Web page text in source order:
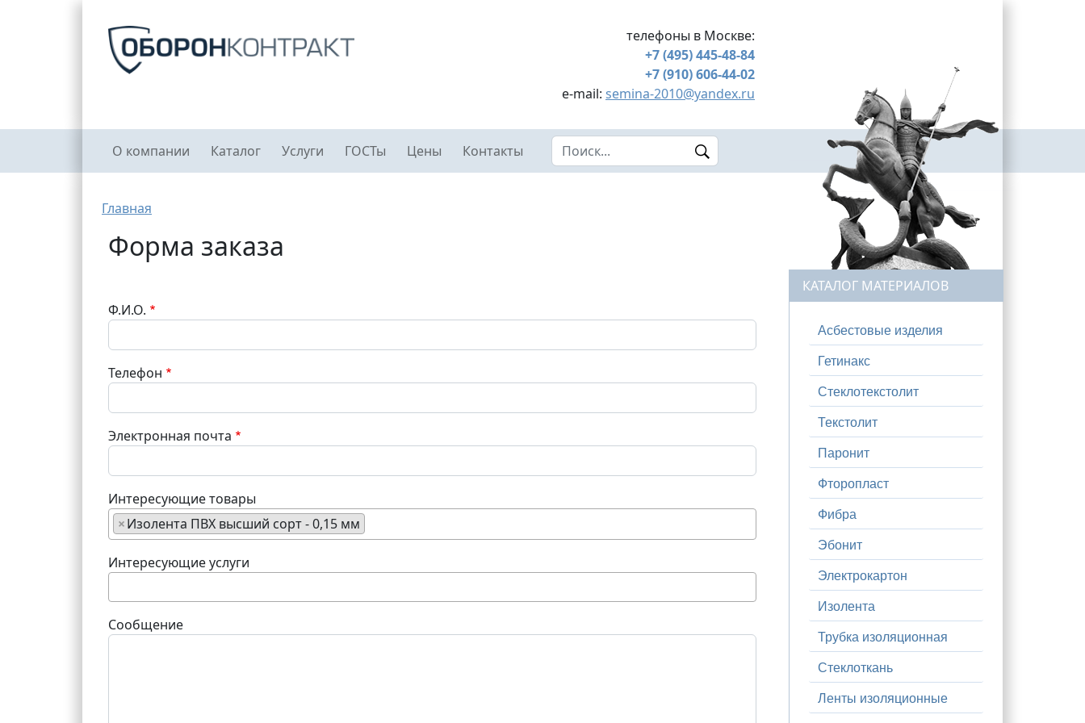
телефоны в Москве:
+7 (495) 445-48-84
+7 (910) 606-44-02
e-mail: semina-2010@yandex.ru
Главное меню
О компании Каталог Услуги ГОСТы Цены Контакты Search this site
Строка навигации
Главная
Форма заказа
Ф.И.О.
Телефон
Электронная почта
Интересующие товары
×Изолента ПВХ высший сорт - 0,15 мм
Интересующие услуги
Сообщение
КАТАЛОГ МАТЕРИАЛОВ
Асбестовые изделия
Гетинакс
Стеклотекстолит
Текстолит
Паронит
Фторопласт
Фибра
Эбонит
Электрокартон
Изолента
Трубка изоляционная
Стеклоткань
Ленты изоляционные